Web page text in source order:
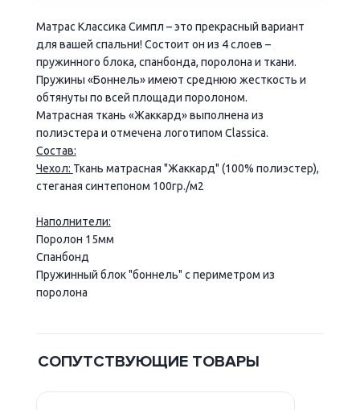
Матрас Классика Симпл – это прекрасный вариант
для вашей спальни! Состоит он из 4 слоев –
пружинного блока, спанбонда, поролона и ткани.
Пружины «Боннель» имеют среднюю жесткость и
обтянуты по всей площади поролоном.
Матрасная ткань «Жаккард» выполнена из
полиэстера и отмечена логотипом Classica.
Состав:
Чехол: Ткань матрасная "Жаккард" (100% полиэстер),
стеганая синтепоном 100гр./м2
Наполнители:
Поролон 15мм
Спанбонд
Пружинный блок "боннель" с периметром из
поролона
СОПУТСТВУЮЩИЕ ТОВАРЫ